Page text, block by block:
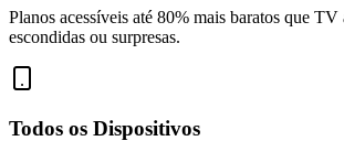
Planos acessíveis até 80% mais baratos que TV
escondidas ou surpresas.
Todos os Dispositivos